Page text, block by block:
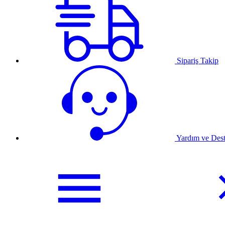
Sipariş Takip
Yardım ve